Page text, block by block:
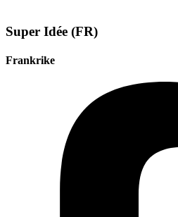
Super Idée (FR)
Frankrike